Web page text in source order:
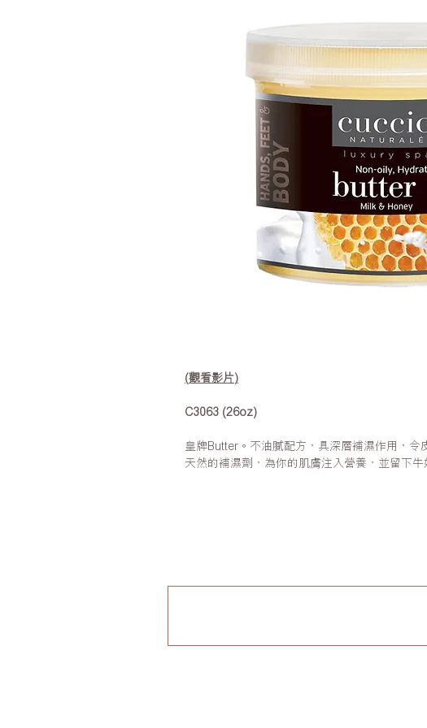
(觀看影片)
C3063 (26oz)
皇牌Butter。不油膩配方，具深層補濕作用，令
天然的補濕劑，為你的肌膚注入營養，並留下牛